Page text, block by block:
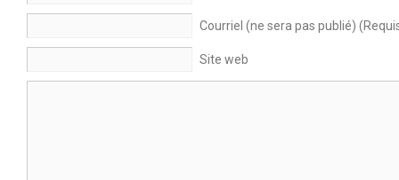
Courriel (ne sera pas publié)
Site web